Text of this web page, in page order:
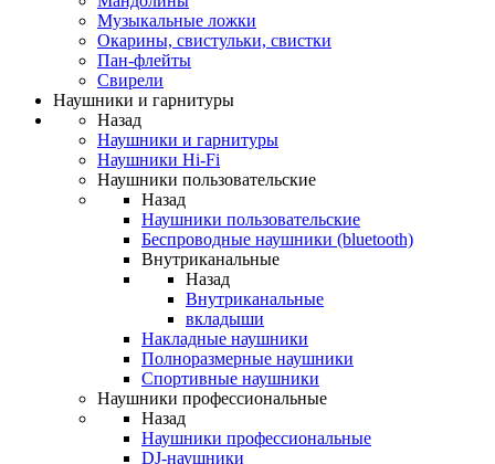
Музыкальные ложки
Окарины, свистульки, свистки
Пан-флейты
Свирели
Наушники и гарнитуры
Назад
Наушники и гарнитуры
Наушники Hi-Fi
Наушники пользовательские
Назад
Наушники пользовательские
Беспроводные наушники (bluetooth)
Внутриканальные
Назад
Внутриканальные
вкладыши
Накладные наушники
Полноразмерные наушники
Спортивные наушники
Наушники профессиональные
Назад
Наушники профессиональные
DJ-наушники